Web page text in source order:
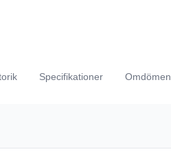
Specifikationer Omdömen